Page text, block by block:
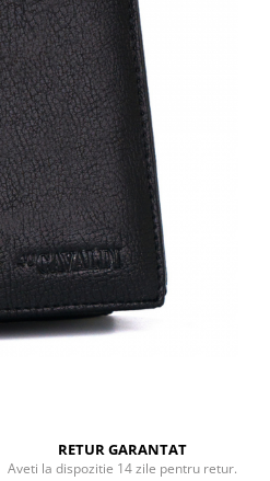
RETUR GARANTAT
Aveti la dispozitie 14 zile pentru retur.